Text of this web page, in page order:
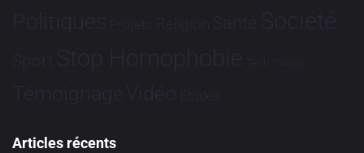
Politiques Projets Religion Santé Société
Sport Stop Homophobie Tech Tribune
TémoignageVidéo Études
Articles récents